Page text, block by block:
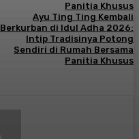
Ayu Ting Ting Kembali
Berkurban di Idul Adha 2026:
Intip Tradisinya Potong
Sendiri di Rumah Bersama
Panitia Khusus